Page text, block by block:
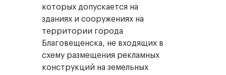
которых допускается на
зданиях и сооружениях на
территории города
Благовещенска, не входящих в
схему размещения рекламных
конструкций на земельных